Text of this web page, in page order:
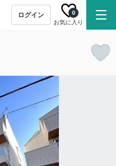
ログイン
お気に入り
0